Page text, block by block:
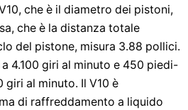
che è il diametro dei pistoni,
che è la distanza totale
del pistone, misura 3.88 pollici.
4.100 giri al minuto e 450 piedi-
al minuto. Il V10 è
di raffreddamento a liquido